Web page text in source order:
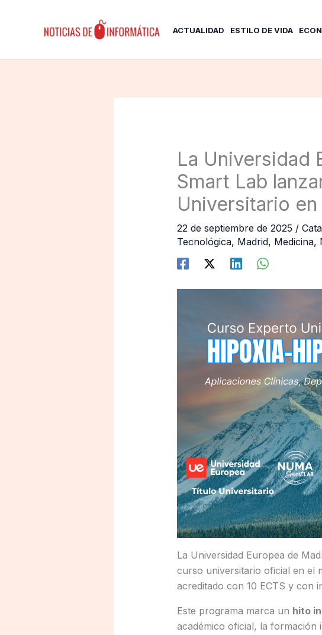
ACTUALIDAD ESTILO DE VIDA
La Universidad
Smart Lab
Universitario
22 de septiembre de 2025 /
Tecnológica, Madrid, Medicina,
La Universidad Europea de
curso universitario oficial en el
acreditado con 10 ECTS y con
Este programa marca un hito
académico oficial, la formación